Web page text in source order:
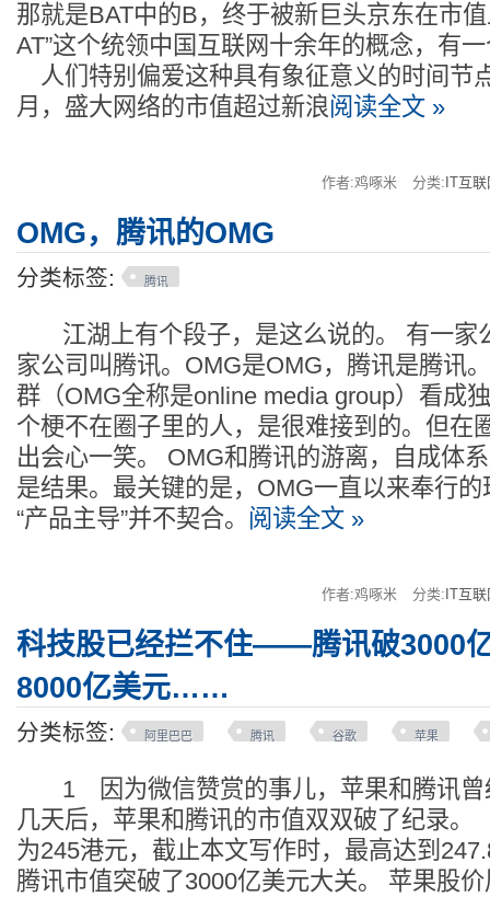
那就是BAT中的B，终于被新巨头京东在市
AT”这个统领中国互联网十余年的概念，有
人们特别偏爱这种具有象征意义的时间节
月，盛大网络的市值超过新浪阅读全文 »
作者:鸡啄米 分类: IT互
OMG，腾讯的OMG
分类标签: 腾讯
江湖上有个段子，是这么说的。 有一家
家公司叫腾讯。OMG是OMG，腾讯是腾讯
群（OMG全称是online media group）看成
个梗不在圈子里的人，是很难接到的。但在
出会心一笑。 OMG和腾讯的游离，自成体
是结果。最关键的是，OMG一直以来奉行
“产品主导”并不契合。 阅读全文 »
作者:鸡啄米 分类: IT互
科技股已经拦不住——腾讯破3000
8000亿美元……
分类标签: 阿里巴巴 腾讯 谷歌 苹果
1 因为微信赞赏的事儿，苹果和腾讯曾
几天后，苹果和腾讯的市值双双破了纪录
为245港元，截止本文写作时，最高达到
腾讯市值突破了3000亿美元大关。 苹果股